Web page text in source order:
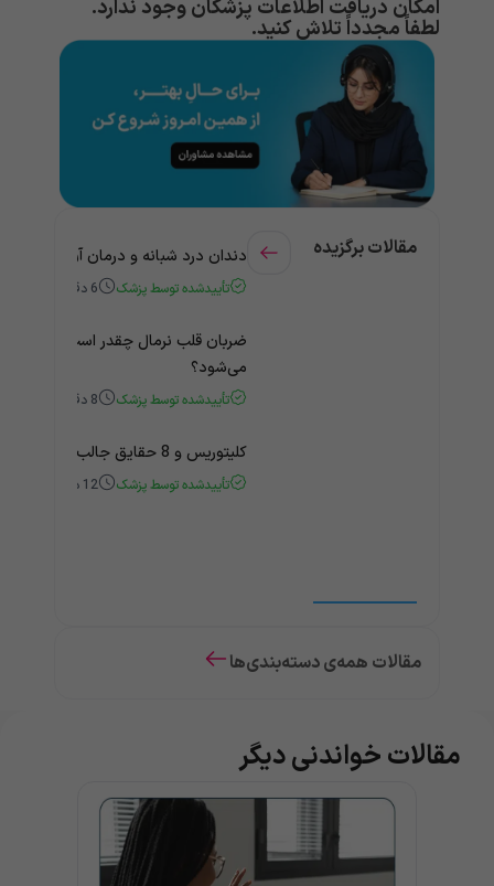
امکان دریافت اطلاعات پزشکان وجود ندارد.
لطفاً مجدداً تلاش کنید.
مقالات برگزیده دندان درد شبانه و درمان آن +
تأییدشده توسط پزشک 6 دقیقه
ضربان قلب نرمال چقدر است؟ چه
می‌شود؟
تأییدشده توسط پزشک 8 دقیقه
کلیتوریس و 8 حقایق جالب و باورنکردنی درباره آن
تأییدشده توسط پزشک 12 دقیقه
مقالات همه‌ی دسته‌بندی‌ها
مقالات خواندنی دیگر